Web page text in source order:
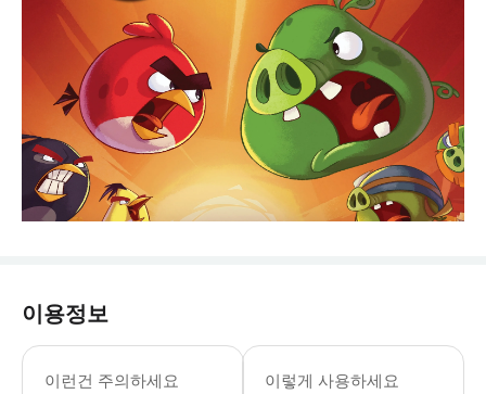
이용정보
이런건 주의하세요 이렇게 사용하세요